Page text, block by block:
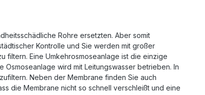
Rohre ersetzten. Aber somit
Kontrolle und Sie werden mit großer
filtern. Eine Umkehrosmoseanlage ist die einzige
wird mit Leitungswasser betrieben. In
Neben der Membrane finden Sie auch
die Membrane nicht so schnell verschleißt und eine